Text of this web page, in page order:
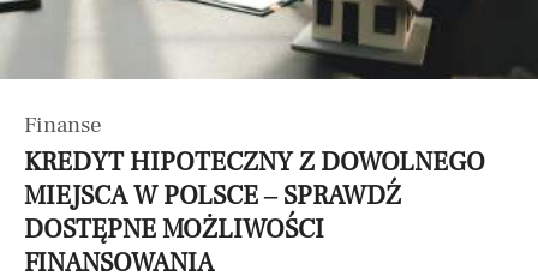
Finanse
KREDYT HIPOTECZNY Z DOWOLNEGO
MIEJSCA W POLSCE – SPRAWDŹ
DOSTĘPNE MOŻLIWOŚCI
FINANSOWANIA